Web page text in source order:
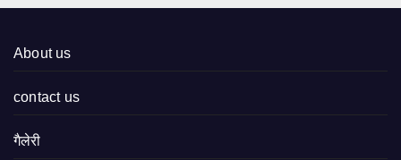
About us
contact us
गैलेरी